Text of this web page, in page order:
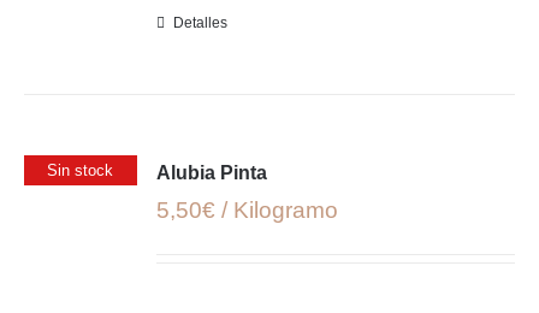
Detalles
Sin stock Alubia Pinta
5,50€ / Kilogramo